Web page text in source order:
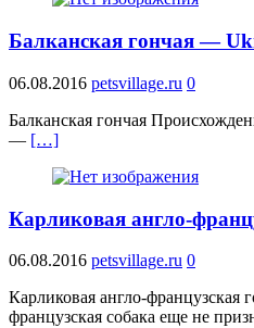
Балканская гончая —
06.08.2016 petsvillage.ru 0
Балканская гончая
— […]
Карликовая англо-
06.08.2016 petsvillage.ru 0
Карликовая англо-французская
французская собака еще не